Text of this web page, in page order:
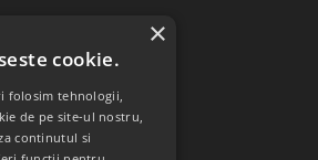
cookie.
folosim tehnologii,
de pe site-ul nostru,
continutul si
×